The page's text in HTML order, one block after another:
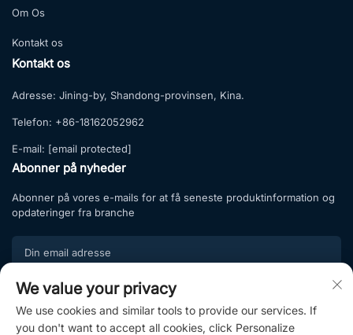
Om Os
Kontakt os
Kontakt os
Adresse: Jining-by, Shandong-provinsen, Kina.
Telefon: +86-18162052962
E-mail: [email protected]
Abonner på nyheder
Abonner på vores e-mails for at få seneste produktinformation og
opdateringer fra branche
Tilmeld
Tilmeld dig vores abonnementsliste og nyd eksklusive tilbud samt
We value your privacy
We use cookies and similar tools to provide our services. If
you don't want to accept all cookies, click Personalize